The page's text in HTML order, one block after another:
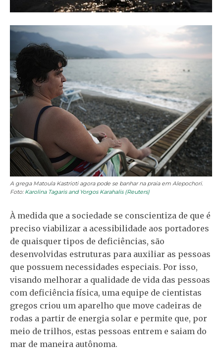
A grega Matoula Kastrioti agora pode se banhar na praia em Alepochori.
Foto: Karolina Tagaris and Yorgos Karahalis (Reuters)
À medida que a sociedade se conscientiza de que é
preciso viabilizar a acessibilidade aos portadores
de quaisquer tipos de deficiências, são
desenvolvidas estruturas para auxiliar as pessoas
que possuem necessidades especiais. Por isso,
visando melhorar a qualidade de vida das pessoas
com deficiência física, uma equipe de cientistas
gregos criou um aparelho que move cadeiras de
rodas a partir de energia solar e permite que, por
meio de trilhos, estas pessoas entrem e saiam do
mar de maneira autônoma.